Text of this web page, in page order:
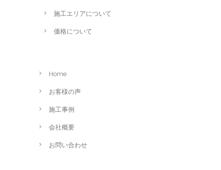
施工エリアについて
価格について
Home
お客様の声
施工事例
会社概要
お問い合わせ